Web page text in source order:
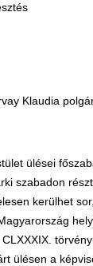
Klaudia
ülései
szabadon
kerülhet
ülésen a